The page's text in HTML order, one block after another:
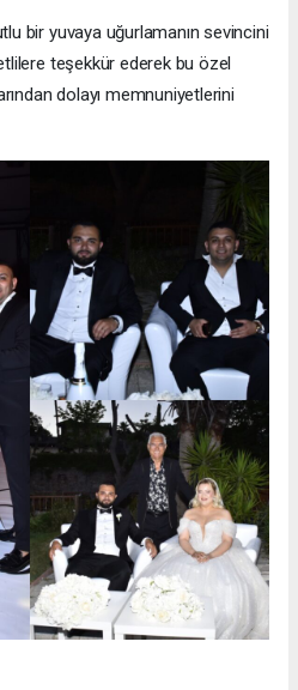
bir yuvaya uğurlamanın sevincini
teşekkür ederek bu özel
dolayı memnuniyetlerini